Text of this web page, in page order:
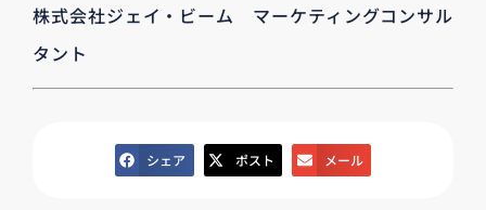
株式会社ジェイ・ビーム マーケティングコンサル
タント
シェア ポスト メール